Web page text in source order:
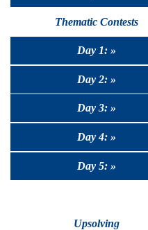
Thematic Contests
Day 1: »
Day 2: »
Day 3: »
Day 4: »
Day 5: »
Upsolving